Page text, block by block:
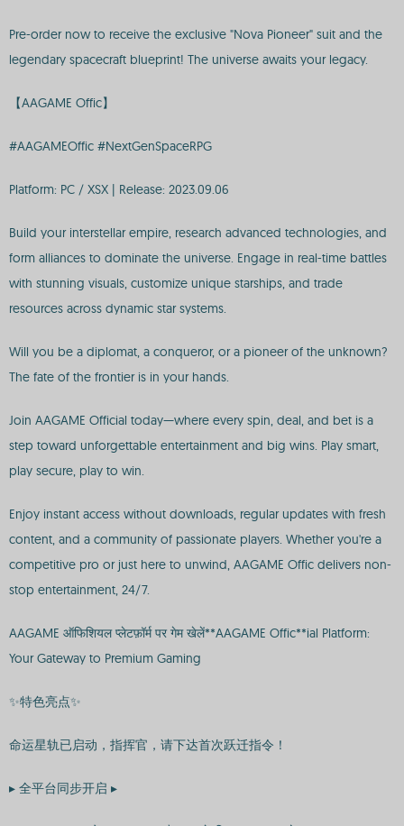
Pre-order now to receive the exclusive "Nova Pioneer" suit and the
legendary spacecraft blueprint! The universe awaits your legacy.
【AAGAME Offic】
#AAGAMEOffic #NextGenSpaceRPG
Platform: PC / XSX | Release: 2023.09.06
Build your interstellar empire, research advanced technologies, and
form alliances to dominate the universe. Engage in real-time battles
with stunning visuals, customize unique starships, and trade
resources across dynamic star systems.
Will you be a diplomat, a conqueror, or a pioneer of the unknown?
The fate of the frontier is in your hands.
Join AAGAME Official today—where every spin, deal, and bet is a
step toward unforgettable entertainment and big wins. Play smart,
play secure, play to win.
Enjoy instant access without downloads, regular updates with fresh
content, and a community of passionate players. Whether you're a
competitive pro or just here to unwind, AAGAME Offic delivers non-
stop entertainment, 24/7.
AAGAME ऑफिशियल प्लेटफ़ॉर्म पर गेम खेलें**AAGAME Offic**ial Platform:
Your Gateway to Premium Gaming
✨特色亮点✨
命运星轨已启动，指挥官，请下达首次跃迁指令！
▸ 全平台同步开启 ▸